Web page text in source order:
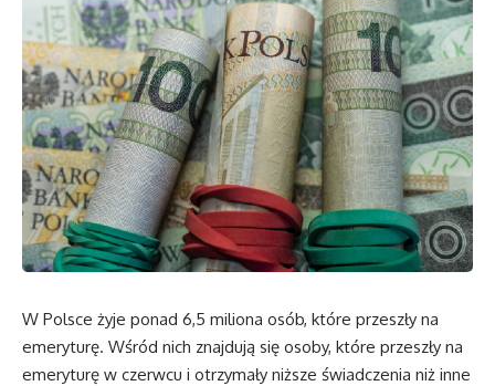
W Polsce żyje ponad 6,5 miliona osób, które przeszły na
emeryturę. Wśród nich znajdują się osoby, które przeszły na
emeryturę w czerwcu i otrzymały niższe świadczenia niż inne